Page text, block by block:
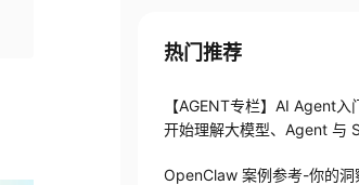
热门推荐
【AGENT专栏】AI Agent
开始理解大模型、Agent 与
OpenClaw 案例参考-你的